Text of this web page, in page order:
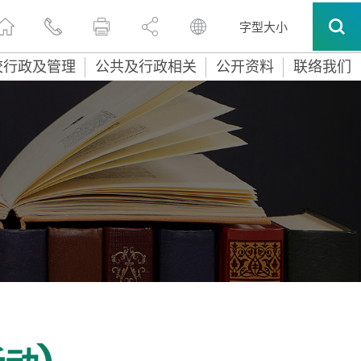
字型大小
政及管理 公共及行政相关 公开资料 联络我们